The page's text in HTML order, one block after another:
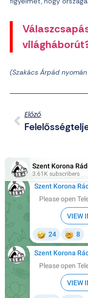
(Szakács Árpád
Előző